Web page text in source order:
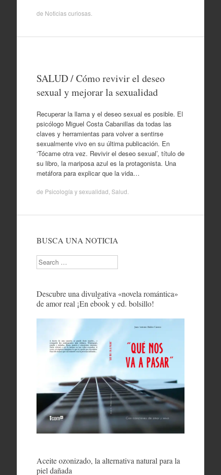
de Noticias curiosas.
SALUD / Cómo revivir el deseo
sexual y mejorar la sexualidad
Recuperar la llama y el deseo sexual es posible. El
psicólogo Miguel Costa Cabanillas da todas las
claves y herramientas para volver a sentirse
sexualmente vivo en su última publicación. En
‘Tócame otra vez. Revivir el deseo sexual’, título de
su libro, la mariposa azul es la protagonista. Una
metáfora para explicar que la vida…
de Psicología y sexualidad Salud
BUSCA UNA NOTICIA
Search
Descubre una divulgativa «novela romántica»
de amor real ¡En ebook y ed. bolsillo!
Aceite ozonizado, la alternativa natural para la
piel dañada